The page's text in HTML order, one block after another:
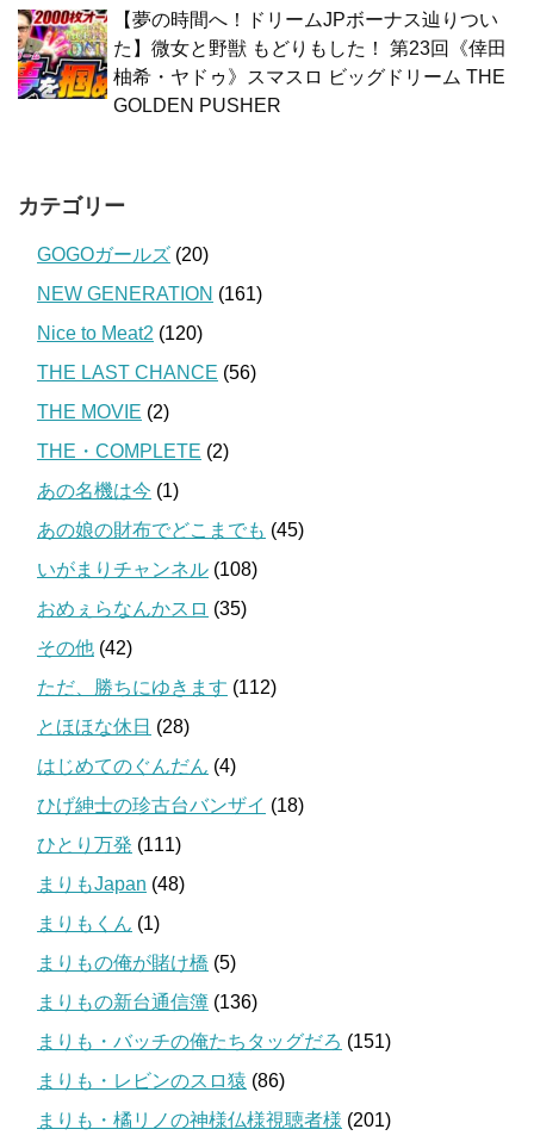
【夢の時間へ！ドリームJPボーナス辿りつい
た】微女と野獣 もどりもした！ 第23回《倖田
柚希・ヤドゥ》スマスロ ビッグドリーム THE
GOLDEN PUSHER
カテゴリー
GOGOガールズ (20)
NEW GENERATION (161)
Nice to Meat2 (120)
THE LAST CHANCE (56)
THE MOVIE (2)
THE・COMPLETE (2)
あの名機は今 (1)
あの娘の財布でどこまでも (45)
いがまりチャンネル (108)
おめぇらなんかスロ (35)
その他 (42)
ただ、勝ちにゆきます (112)
とほほな休日 (28)
はじめてのぐんだん (4)
ひげ紳士の珍古台バンザイ (18)
ひとり万発 (111)
まりもJapan (48)
まりもくん (1)
まりもの俺が賭け橋 (5)
まりもの新台通信簿 (136)
まりも・バッチの俺たちタッグだろ (151)
まりも・レビンのスロ猿 (86)
まりも・橘リノの神様仏様視聴者様 (201)